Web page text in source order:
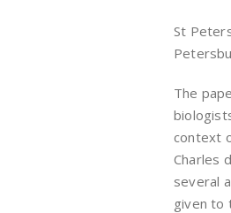
St
The
context
Charles
several
given to